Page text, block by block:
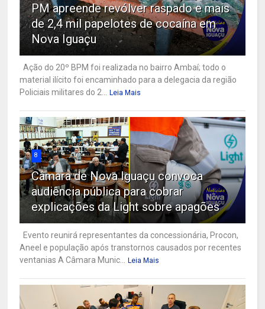
PM apreende revólver raspado e mais
de 2,4 mil papelotes de cocaína em
Nova Iguaçu
Ação do 20º BPM foi realizada no bairro Ambaí; todo o
material ilícito foi encaminhado para a delegacia da região
Policiais militares do 2...
Leia Mais
8
Câmara de Nova Iguaçu convoca
audiência pública para cobrar
explicações da Light sobre apagões
Evento reunirá representantes da concessionária, Procon,
Aneel e população após transtornos causados por recentes
ventanias A Câmara Munic...
Leia Mais